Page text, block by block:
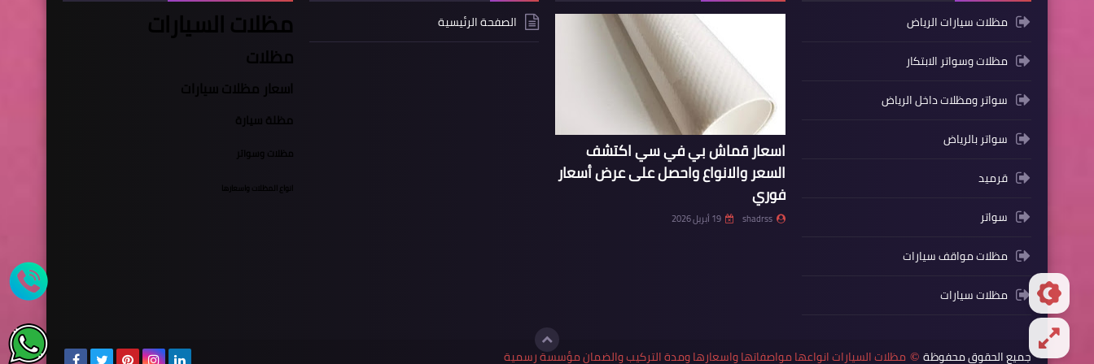
مظلات سيارات الرياض
مظلات وسواتر الابتكار
سواتر ومظلات داخل الرياض
سواتر بالرياض
قرميد
سواتر
مظلات مواقف سيارات
مظلات سيارات
اسعار قماش بي في سي اكتشف
السعر والانواع واحصل على عرض أسعار
فوري
shadrss 19 أبريل 2026
الصفحة الرئيسية مظلات السيارات
مظلات
اسعار مظلات سيارات
مظلة سيارة
مظلات وسواتر
انواع المظلات واسعارها
جميع الحقوق محفوظة © مظلات السيارات انواعها مواصفاتها واسعارها ومدة التركيب والضمان مؤسسة رسمية